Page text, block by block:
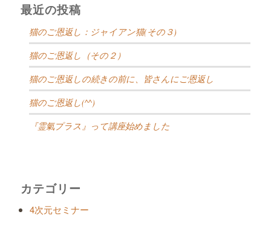
最近の投稿
猫のご恩返し：ジャイアン猫(その３)
猫のご恩返し（その２）
猫のご恩返しの続きの前に、皆さんにご恩返し
猫のご恩返し(^^)
『霊氣プラス』って講座始めました
カテゴリー
4次元セミナー